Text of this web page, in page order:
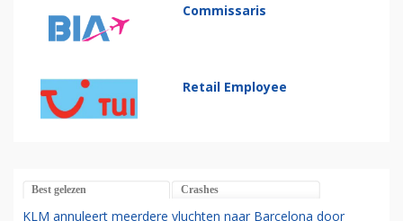
Commissaris
Retail Employee
Best gelezen Crashes
KLM annuleert meerdere vluchten naar Barcelona door